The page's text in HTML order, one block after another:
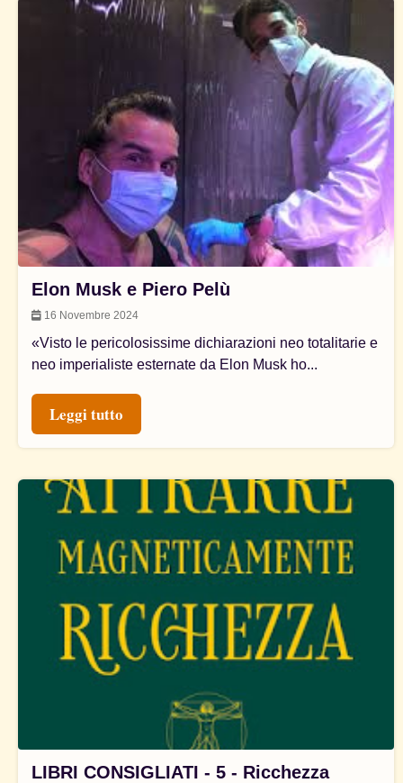
Elon Musk e Piero Pelù
16 Novembre 2024
«Visto le pericolosissime dichiarazioni neo totalitarie e
neo imperialiste esternate da Elon Musk ho...
Leggi tutto
LIBRI CONSIGLIATI - 5 - Ricchezza